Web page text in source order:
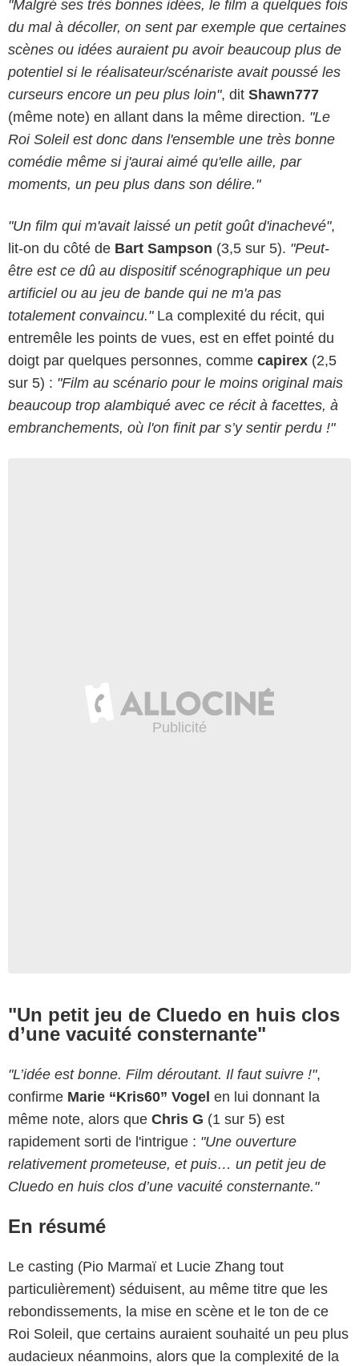
"Malgré ses très bonnes idées, le film a quelques fois
du mal à décoller, on sent par exemple que certaines
scènes ou idées auraient pu avoir beaucoup plus de
potentiel si le réalisateur/scénariste avait poussé les
curseurs encore un peu plus loin", dit Shawn777
(même note) en allant dans la même direction. "Le
Roi Soleil est donc dans l'ensemble une très bonne
comédie même si j'aurai aimé qu'elle aille, par
moments, un peu plus dans son délire."
"Un film qui m'avait laissé un petit goût d'inachevé",
lit-on du côté de Bart Sampson (3,5 sur 5). "Peut-
être est ce dû au dispositif scénographique un peu
artificiel ou au jeu de bande qui ne m'a pas
totalement convaincu."La complexité du récit, qui
entremêle les points de vues, est en effet pointé du
doigt par quelques personnes, comme capirex (2,5
sur 5) : "Film au scénario pour le moins original mais
beaucoup trop alambiqué avec ce récit à facettes, à
embranchements, où l'on finit par s’y sentir perdu !"
"Un petit jeu de Cluedo en huis clos
d’une vacuité consternante"
"L’idée est bonne. Film déroutant. Il faut suivre !",
confirme Marie “Kris60” Vogel en lui donnant la
même note, alors que Chris G (1 sur 5) est
rapidement sorti de l'intrigue : "Une ouverture
relativement prometeuse, et puis… un petit jeu de
Cluedo en huis clos d’une vacuité consternante."
En résumé
Le casting (Pio Marmaï et Lucie Zhang tout
particulièrement) séduisent, au même titre que les
rebondissements, la mise en scène et le ton de ce
Roi Soleil, que certains auraient souhaité un peu plus
audacieux néanmoins, alors que la complexité de la